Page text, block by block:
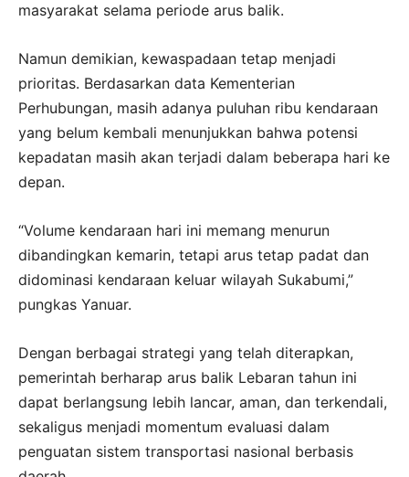
masyarakat selama periode arus balik.
Namun demikian, kewaspadaan tetap menjadi
prioritas. Berdasarkan data Kementerian
Perhubungan, masih adanya puluhan ribu kendaraan
yang belum kembali menunjukkan bahwa potensi
kepadatan masih akan terjadi dalam beberapa hari ke
depan.
“Volume kendaraan hari ini memang menurun
dibandingkan kemarin, tetapi arus tetap padat dan
didominasi kendaraan keluar wilayah Sukabumi,”
pungkas Yanuar.
Dengan berbagai strategi yang telah diterapkan,
pemerintah berharap arus balik Lebaran tahun ini
dapat berlangsung lebih lancar, aman, dan terkendali,
sekaligus menjadi momentum evaluasi dalam
penguatan sistem transportasi nasional berbasis